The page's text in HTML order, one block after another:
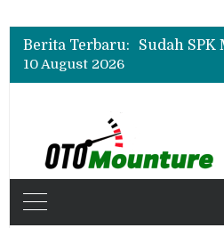
Berita Terbaru:
10 August 2026